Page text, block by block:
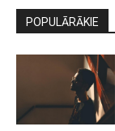
POPULĀRĀKIE